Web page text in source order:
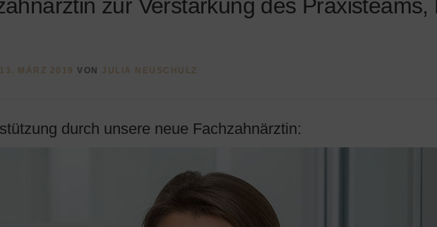
zur Verstärkung des Praxisteams,
13. MÄRZ 2019 VON JULIA NEUSCHULZ
durch unsere neue Fachzahnärztin: